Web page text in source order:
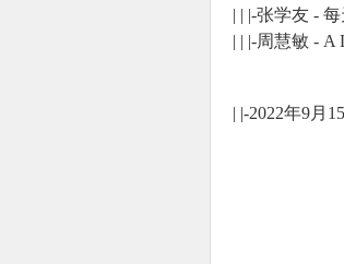
| | |-张学友 -
| | |-周慧敏 - A
| |-2022年9月